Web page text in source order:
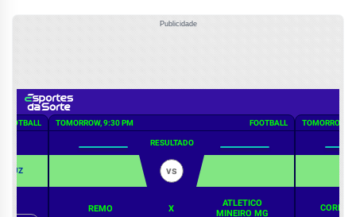
Publicidade